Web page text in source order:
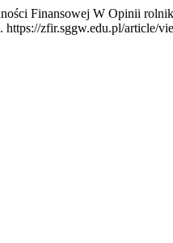
Finansowej W Opinii
https://zfir.sggw.edu.pl/article/